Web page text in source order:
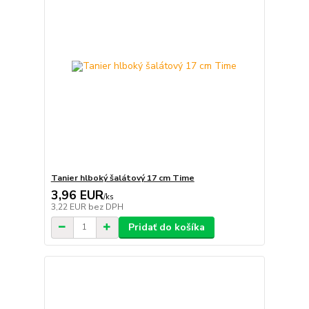
Tanier hlboký šalátový 17 cm Time
3,96 EUR/ks
3,22 EUR bez DPH
Pridať do košíka